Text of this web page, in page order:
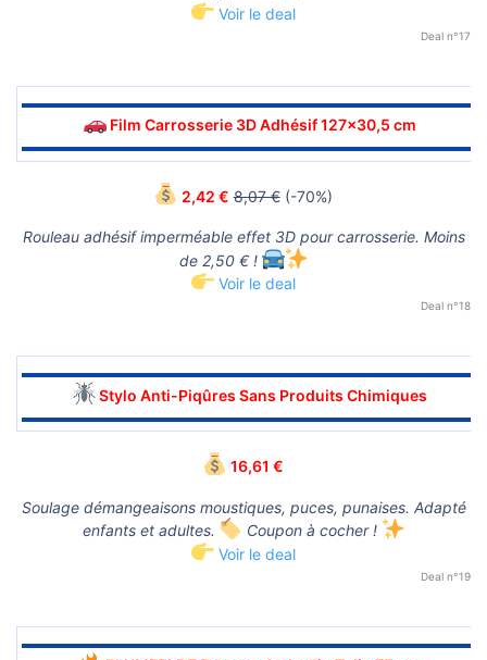
Voir le deal
Deal n°17
▬▬▬▬▬▬▬▬▬▬▬▬▬▬▬▬▬▬▬▬▬▬▬▬▬▬▬▬▬▬
Film Carrosserie 3D Adhésif 127x30,5 cm
▬▬▬▬▬▬▬▬▬▬▬▬▬▬▬▬▬▬▬▬▬▬▬▬▬▬▬▬▬▬
2,42 € 8,07 €(-70%)
Rouleau adhésif imperméable effet 3D pour carrosserie. Moins
de 2,50 € !
Voir le deal
Deal n°18
▬▬▬▬▬▬▬▬▬▬▬▬▬▬▬▬▬▬▬▬▬▬▬▬▬▬▬▬▬▬
Stylo Anti-Piqûres Sans Produits Chimiques
▬▬▬▬▬▬▬▬▬▬▬▬▬▬▬▬▬▬▬▬▬▬▬▬▬▬▬▬▬▬
16,61 €
Soulage démangeaisons moustiques, puces, punaises. Adapté
enfants et adultes.
Coupon à cocher !
Voir le deal
Deal n°19
▬▬▬▬▬▬▬▬▬▬▬▬▬▬▬▬▬▬▬▬▬▬▬▬▬▬▬▬▬▬